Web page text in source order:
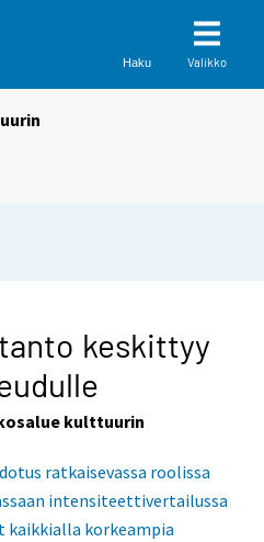
Haku Valikko
keskittyy
kulttuurin
ratkaisevassa roolissa
intensiteettivertailussa
korkeampia